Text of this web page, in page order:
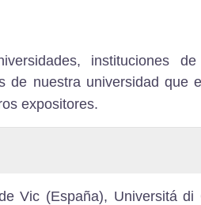
instituciones
de nuestra universidad que
expositores.
Vic (España), Universitá di